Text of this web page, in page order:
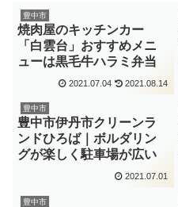
豊中市
焼肉屋のキッチンカー
「白雲台」おすすめメニ
ューは黒毛牛ハラミ弁当
2021.07.04 2021.08.14
豊中市
豊中市伊丹市クリーンラ
ンドひろば｜ボルダリン
グが楽しく駐車場が広い
2021.07.01
豊中市